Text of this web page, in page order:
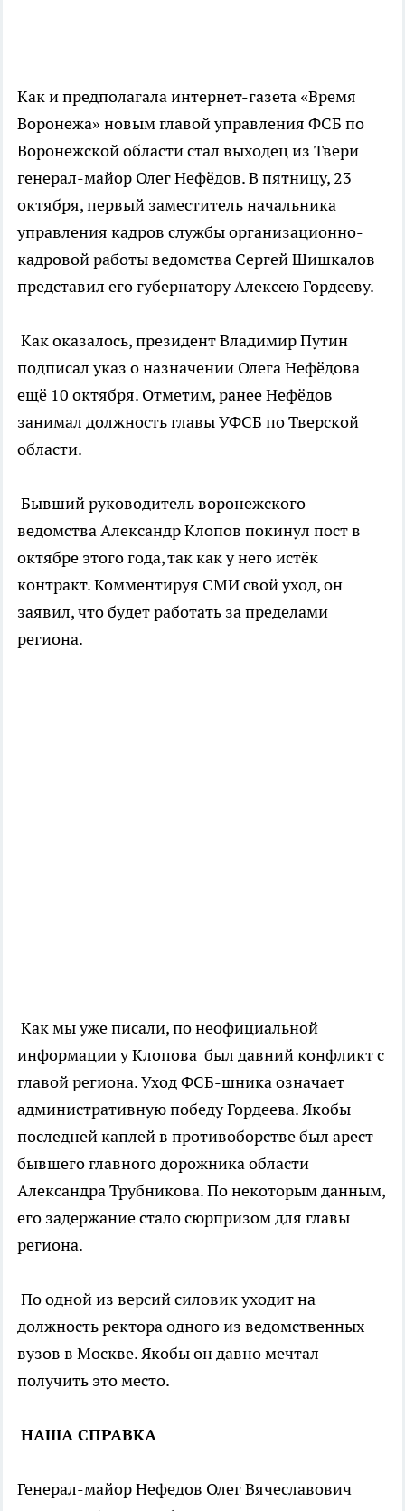
Как и предполагала интернет-газета «Время
Воронежа» новым главой управления ФСБ по
Воронежской области стал выходец из Твери
генерал-майор Олег Нефёдов. В пятницу, 23
октября, первый заместитель начальника
управления кадров службы организационно-
кадровой работы ведомства Сергей Шишкалов
представил его губернатору Алексею Гордееву.
Как оказалось, президент Владимир Путин
подписал указ о назначении Олега Нефёдова
ещё 10 октября. Отметим, ранее Нефёдов
занимал должность главы УФСБ по Тверской
области.
Бывший руководитель воронежского
ведомства Александр Клопов покинул пост в
октябре этого года, так как у него истёк
контракт. Комментируя СМИ свой уход, он
заявил, что будет работать за пределами
региона.
Как мы уже писали, по неофициальной
информации у Клопова был давний конфликт с
главой региона. Уход ФСБ-шника означает
административную победу Гордеева. Якобы
последней каплей в противоборстве был арест
бывшего главного дорожника области
Александра Трубникова. По некоторым данным,
его задержание стало сюрпризом для главы
региона.
По одной из версий силовик уходит на
должность ректора одного из ведомственных
вузов в Москве. Якобы он давно мечтал
получить это место.
НАША СПРАВКА
Генерал-майор Нефедов Олег Вячеславович